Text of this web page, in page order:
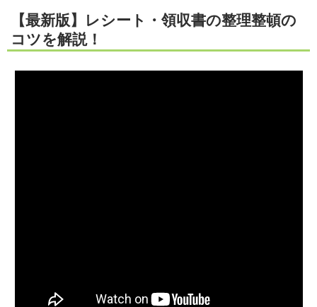
【最新版】レシート・領収書の整理整頓の
コツを解説！